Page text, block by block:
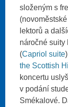
složeným s
lektorů a
náročné suity
(Capriol suite
the Scottish
koncertu
v podání
Smékalové.